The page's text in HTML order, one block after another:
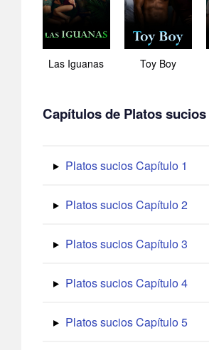
Las Iguanas Toy Boy
Capítulos de Platos sucios
Platos sucios Capítulo 1
Platos sucios Capítulo 2
Platos sucios Capítulo 3
Platos sucios Capítulo 4
Platos sucios Capítulo 5